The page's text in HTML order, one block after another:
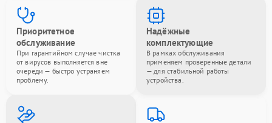
Приоритетное
обслуживание
При гарантийном случае чистка
от вирусов выполняется вне
очереди — быстро устраняем
проблему.
Надёжные
комплектующие
В рамках обслуживания
применяем проверенные детали
— для стабильной работы
устройства.